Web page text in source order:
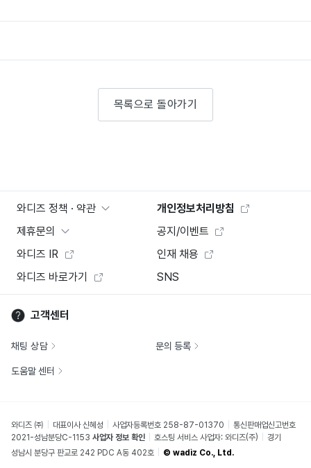
목록으로 돌아가기
와디즈 정책 · 약관
개인정보처리방침
제휴문의
공지/이벤트
와디즈 IR
인재 채용
와디즈 바로가기
SNS
고객센터
채팅 상담 문의 등록
도움말 센터
와디즈 ㈜ 대표이사 신혜성 사업자등록번호 258-87-01370
통신판매업신고번호
2021-성남분당C-1153 사업자 정보 확인 호스팅 서비스 사업자: 와디즈(주)
경기
성남시 분당구 판교로 242 PDC A동 402호
© wadiz Co., Ltd.